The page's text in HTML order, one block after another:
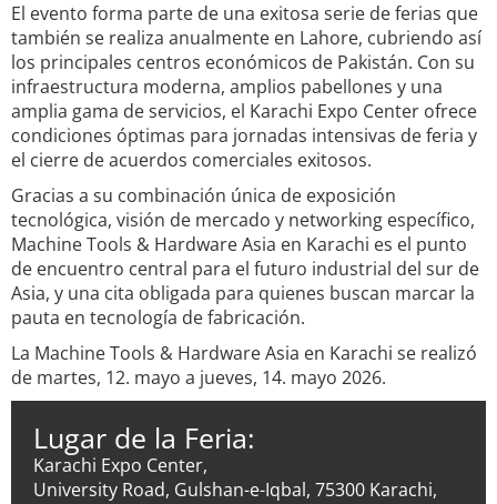
El evento forma parte de una exitosa serie de ferias que
también se realiza anualmente en Lahore, cubriendo así
los principales centros económicos de Pakistán. Con su
infraestructura moderna, amplios pabellones y una
amplia gama de servicios, el Karachi Expo Center ofrece
condiciones óptimas para jornadas intensivas de feria y
el cierre de acuerdos comerciales exitosos.
Gracias a su combinación única de exposición
tecnológica, visión de mercado y networking específico,
Machine Tools & Hardware Asia en Karachi es el punto
de encuentro central para el futuro industrial del sur de
Asia, y una cita obligada para quienes buscan marcar la
pauta en tecnología de fabricación.
La Machine Tools & Hardware Asia en Karachi se realizó
de martes, 12. mayo a jueves, 14. mayo 2026.
Lugar de la Feria:
Karachi Expo Center,
University Road, Gulshan-e-Iqbal, 75300 Karachi,